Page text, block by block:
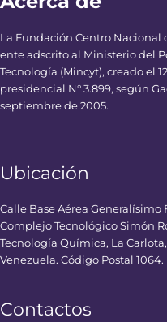
La Fundación Centro Nacional
ente adscrito al Ministerio del
Tecnología (Mincyt), creado el
presidencial N° 3.899, según
septiembre de 2005.
Ubicación
Calle Base Aérea
Complejo Tecnológico Simón
Tecnología Química, La
Venezuela. Código Postal 1064.
Contactos